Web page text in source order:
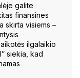
galite
finansines
skirta visiems –
ilgalaikio
siekia, kad